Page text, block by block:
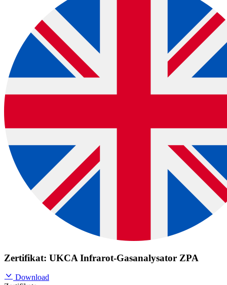
Zertifikat: UKCA Infrarot-Gasanalysator ZPA
Download